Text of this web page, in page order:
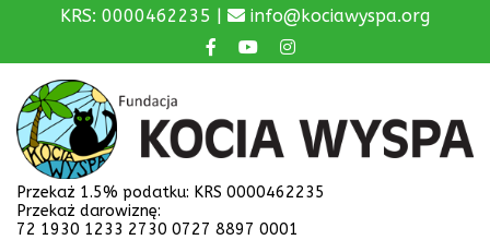
KRS: 0000462235 | info@kociawyspa.org
Przekaż 1.5% podatku: KRS 0000462235
Przekaż darowiznę:
72 1930 1233 2730 0727 8897 0001